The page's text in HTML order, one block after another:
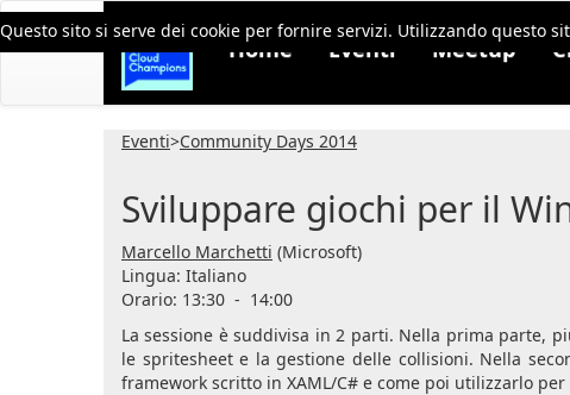
Questo sito si serve dei cookie per fornire servizi. Utilizzando questo
Home Eventi Meetup
Eventi>Community Days 2014
Sviluppare giochi per il
Marcello Marchetti (Microsoft)
Lingua: Italiano
Orario: 13:30 - 14:00
La sessione è suddivisa in 2 parti. Nella prima parte,
le spritesheet e la gestione delle collisioni. Nella
framework scritto in XAML/C# e come poi utilizzarlo